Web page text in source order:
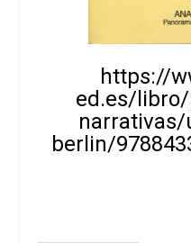
https://
ed.es/
berlin/